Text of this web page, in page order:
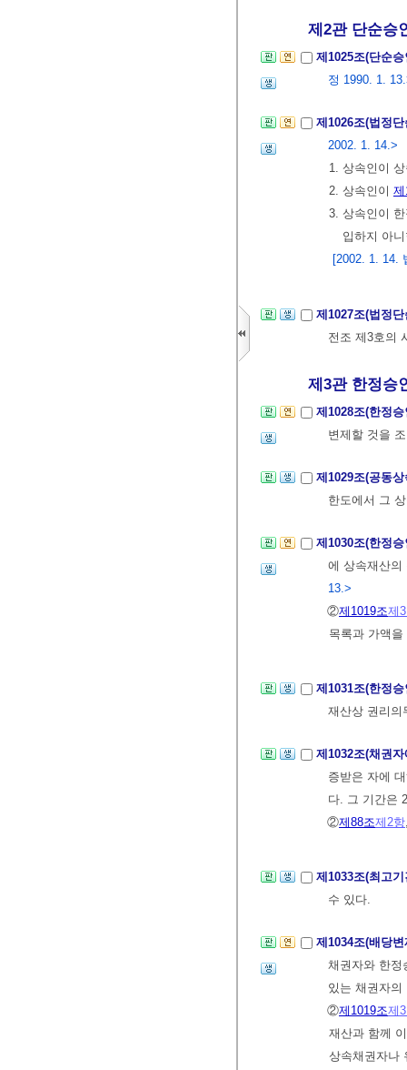
제2관 단순승
제1025조(단순
정 1990. 1.
제1026조(법정
2002. 1. 14.>
1. 상속인이
2. 상속인이
3. 상속인이
입하지 아
[2002. 1. 14.
제1027조(법정
전조 제3호의
제3관 한정승
제1028조(한정
변제할 것을
제1029조(공동
한도에서 그
제1030조(한정
에 상속재산
13.>
②제1019조제
목록과 가액
제1031조(한정
재산상 권리의
제1032조(채권
증받은 자에
다. 그 기간은
②제88조제2항
제1033조(최고
수 있다.
제1034조(배당
채권자와 한
있는 채권자
②제1019조제
재산과 함께
상속채권자나